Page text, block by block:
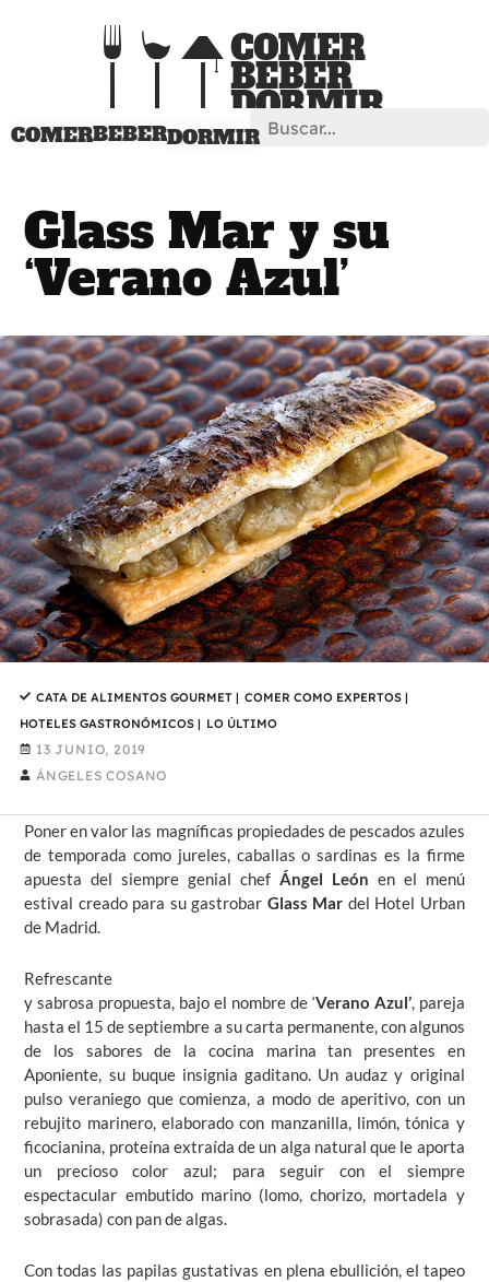
COMERBEBERDORMIR
Search
Glass Mar y su
‘Verano Azul’
CATA DE ALIMENTOS GOURMET| COMER COMO EXPERTOS|
HOTELES GASTRONÓMICOS| LO ÚLTIMO
13 JUNIO, 2019
ÁNGELES COSANO
Poner en valor las magníficas propiedades de pescados azules
de temporada como jureles, caballas o sardinas es la firme
apuesta del siempre genial chef Ángel León en el menú
estival creado para su gastrobar Glass Mar del Hotel Urban
de Madrid.
Refrescante
y sabrosa propuesta, bajo el nombre de ‘Verano Azul’, pareja
hasta el 15 de septiembre a su carta permanente, con algunos
de los sabores de la cocina marina tan presentes en
Aponiente, su buque insignia gaditano. Un audaz y original
pulso veraniego que comienza, a modo de aperitivo, con un
rebujito marinero, elaborado con manzanilla, limón, tónica y
ficocianina, proteína extraída de un alga natural que le aporta
un precioso color azul; para seguir con el siempre
espectacular embutido marino (lomo, chorizo, mortadela y
sobrasada) con pan de algas.
Con todas las papilas gustativas en plena ebullición, el tapeo